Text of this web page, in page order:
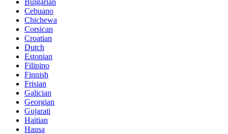
Cebuano
Chichewa
Corsican
Croatian
Dutch
Estonian
Filipino
Finnish
Frisian
Galician
Georgian
Gujarati
Haitian
Hausa